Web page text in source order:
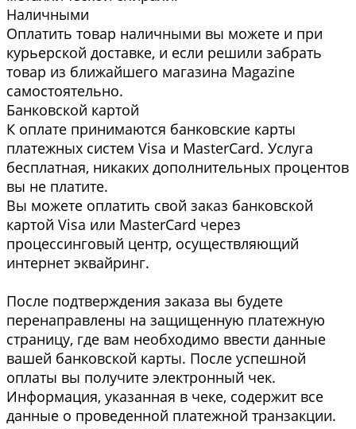
Наличными
Оплатить товар наличными вы можете и при
курьерской доставке, и если решили забрать
товар из ближайшего магазина Magazine
самоcтоятельно.
Банковской картой
К оплате принимаются банковские карты
платежных систем Visa и MasterCard. Услуга
бесплатная, никаких дополнительных процентов
вы не платите.
Вы можете оплатить свой заказ банковской
картой Visa или MasterCard через
процессинговый центр, осуществляющий
интернет эквайринг.
После подтверждения заказа вы будете
перенаправлены на защищенную платежную
страницу, где вам необходимо ввести данные
вашей банковской карты. После успешной
оплаты вы получите электронный чек.
Информация, указанная в чеке, содержит все
данные о проведенной платежной транзакции.